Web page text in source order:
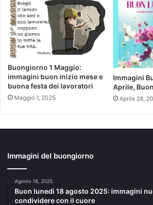
Buongiorno 1 Maggio:
immagini buon inizio mese e
buona festa dei lavoratori
Maggio 1, 2025
Immagini
Aprile,
Aprile 28,
Immagini del buongiorno
Agosto 18, 2025
Buon lunedì 18 agosto 2025: immagini
condividere con il cuore